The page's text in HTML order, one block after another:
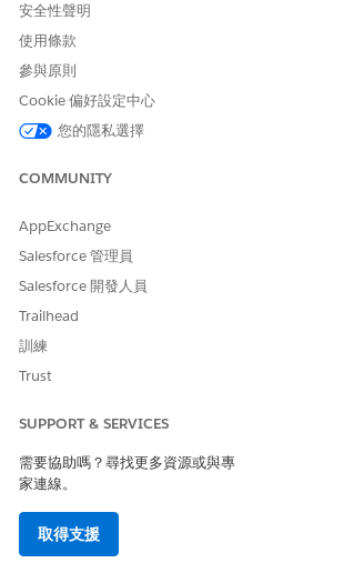
進入 App Launcher，前往「支付者利用管
進行下列動作：
選取授權要求類型。
對您的照護要求執行資格檢查或將同時
視您的要求類型而定。
將照護要求詳細資料新增至授權要求。
在「文件類型」，選取要新增文件的文件檢
按一下「完成
若要上載另一個文件類型，請按一下「
若要新增未列在檢查清單中的文件，請選取「
類型」，然後新增檔案。
新增來自要求提供者的觀察或註解。
按一下「
請讓我們知道，以便我們改進
安全性聲明
使用條款
參與原則
Cookie 偏好設定中心
您的隱私選擇
COMMUNITY
AppExchange
Salesforce 管理員
Salesforce 開發人員
Trailhead
訓練
Trust
SUPPORT & SERVICES
需要協助嗎？尋找更多資源或與專
家連線。
取得支援